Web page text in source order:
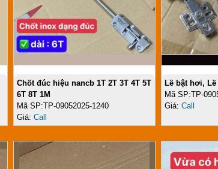
Chốt đúc hiệu nancb 1T 2T 3T 4T 5T
6T 8T 1M
Mã SP:TP-09052025-1240
Giá: Call
Lề bật hơi,
Mã SP:TP-
Giá: Call